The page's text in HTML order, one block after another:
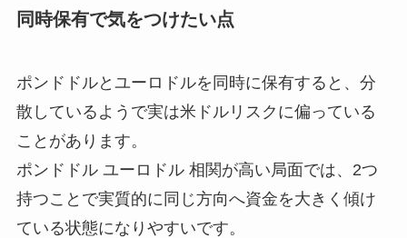
同時保有で気をつけたい点
ポンドドルとユーロドルを同時に保有すると、分
散しているようで実は米ドルリスクに偏っている
ことがあります。
ポンドドル ユーロドル 相関が高い局面では、2つ
持つことで実質的に同じ方向へ資金を大きく傾け
ている状態になりやすいです。